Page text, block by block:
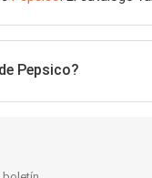
Pepsico?